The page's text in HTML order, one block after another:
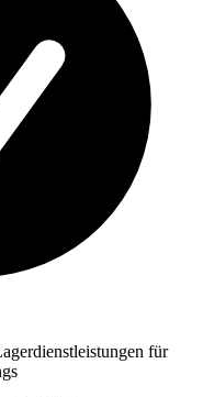
für